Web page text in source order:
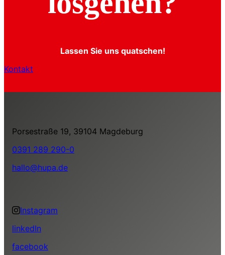
Lassen Sie uns quatschen!
Kontakt
Porsestraße 19, 39104 Magdeburg
0391 289 290-0
hallo@hupa.de
Instagram
linkedIn
facebook